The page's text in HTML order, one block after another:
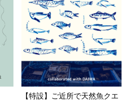
【特設】ご近所で天然魚クエ